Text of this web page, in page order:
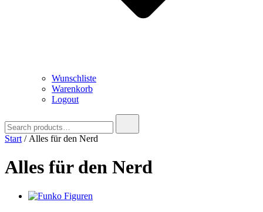
Wunschliste
Warenkorb
Logout
for:
Start / Alles für den Nerd
Alles für den Nerd